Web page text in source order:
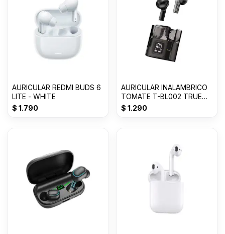
AURICULAR REDMI BUDS 6
LITE - WHITE
$ 1.790
AURICULAR INALAMBRICO
TOMATE T-BL002 TRUE
WIRELESS
$ 1.290